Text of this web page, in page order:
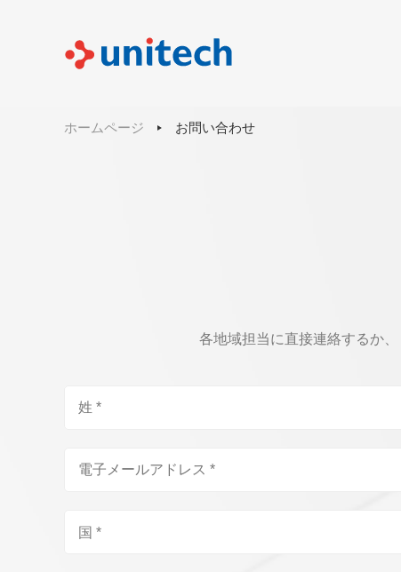
ホームページ お問い合わせ
各地域担当に直接連絡するか